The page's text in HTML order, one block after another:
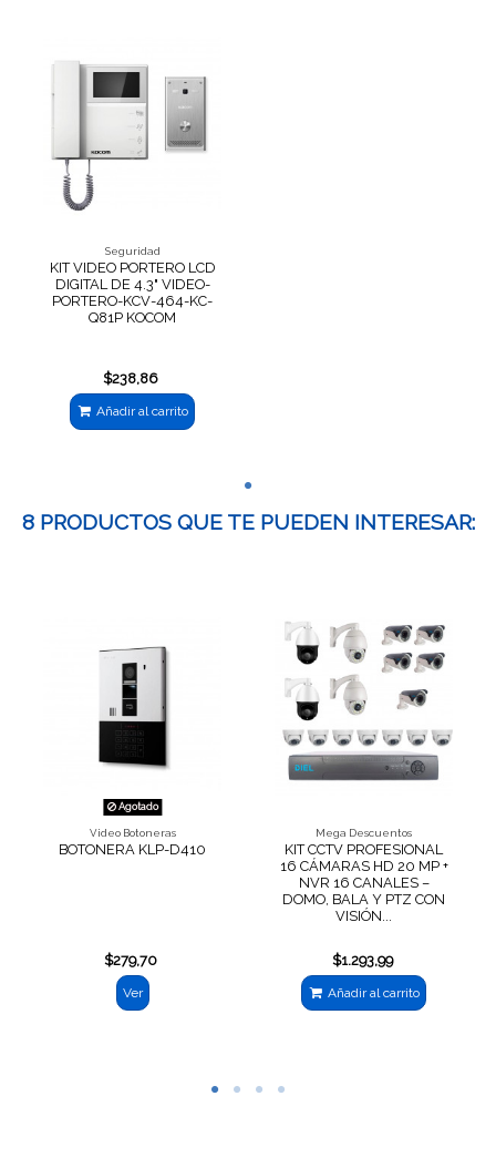
Seguridad
KIT VIDEO PORTERO LCD
DIGITAL DE 4.3" VIDEO-
PORTERO-KCV-464-KC-
Q81P KOCOM
$238,86
Añadir al carrito
8 PRODUCTOS QUE TE PUEDEN INTERESAR:
Agotado
Video Botoneras
BOTONERA KLP-D410
$279,70
Ver
Mega Descuentos
KIT CCTV PROFESIONAL
16 CÁMARAS HD 20 MP +
NVR 16 CANALES –
DOMO, BALA Y PTZ CON
VISIÓN...
$1.293,99
Añadir al carrito